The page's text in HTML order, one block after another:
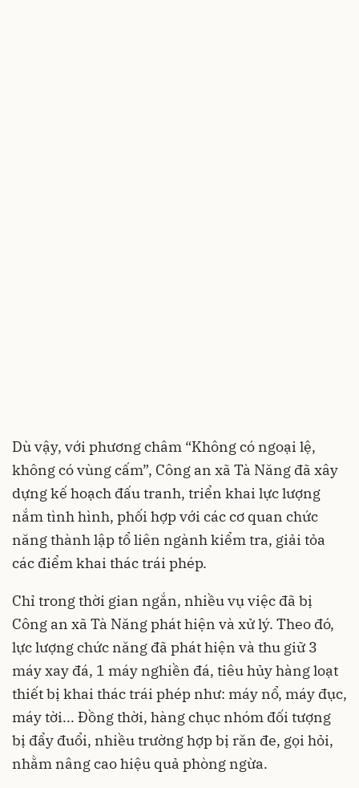
Dù vậy, với phương châm “Không có ngoại lệ,
không có vùng cấm”, Công an xã Tà Năng đã xây
dựng kế hoạch đấu tranh, triển khai lực lượng
nắm tình hình, phối hợp với các cơ quan chức
năng thành lập tổ liên ngành kiểm tra, giải tỏa
các điểm khai thác trái phép.
Chỉ trong thời gian ngắn, nhiều vụ việc đã bị
Công an xã Tà Năng phát hiện và xử lý. Theo đó,
lực lượng chức năng đã phát hiện và thu giữ 3
máy xay đá, 1 máy nghiền đá, tiêu hủy hàng loạt
thiết bị khai thác trái phép như: máy nổ, máy đục,
máy tời... Đồng thời, hàng chục nhóm đối tượng
bị đẩy đuổi, nhiều trường hợp bị răn đe, gọi hỏi,
nhằm nâng cao hiệu quả phòng ngừa.